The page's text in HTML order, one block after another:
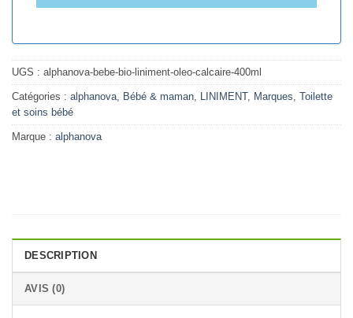
UGS : alphanova-bebe-bio-liniment-oleo-calcaire-400ml
Catégories : alphanova, Bébé & maman, LINIMENT, Marques, Toilette
et soins bébé
Marque : alphanova
DESCRIPTION
AVIS (0)